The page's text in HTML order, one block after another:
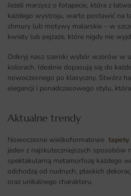
Jeżeli marzysz o fotapecie, która z
każdego wystroju, warto postawić na
chmury lub motywy malarskie – w
kwiaty lub pejzaże, które nigdy nie
Odkryj nasz szeroki wybór wzorów w
kolorach. Idealnie dopasują się do
nowoczesnego po klasyczny. Stwórz
elegancji i ponadczasowego stylu,
Aktualne trendy​
Nowoczesne wielkoformatowe tapety
jeden z najskuteczniejszych sposobów
spektakularną metamorfozę każdego
odchodzą od nudnych, płaskich
oraz unikalnego charakteru.